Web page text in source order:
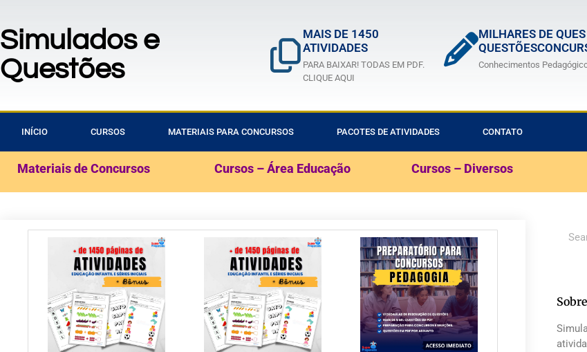
Simulados e
Questões
MAIS DE 1450
ATIVIDADES
PARA BAIXAR! TODAS EM PDF.
CLIQUE AQUI
MILHARES DE QUES
Conhecimentos
INÍCIO CURSOS MATERIAIS PARA CONCURSOS PACOTES DE ATIVIDADES CONTATO
Materiais de Concursos Cursos – Área Educação Cursos – Diversos